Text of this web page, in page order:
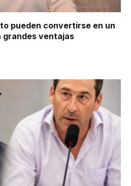
pueden convertirse en un
grandes ventajas